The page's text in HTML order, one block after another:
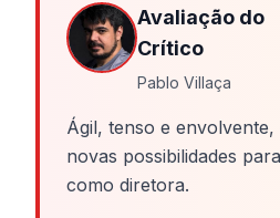
Avaliação do
Crítico
Pablo Villaça
Ágil, tenso e
novas possibilidades
como diretora.